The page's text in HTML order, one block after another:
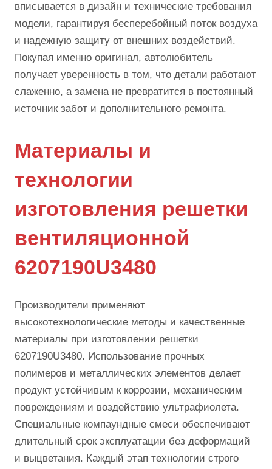
вписывается в дизайн и технические требования
модели, гарантируя бесперебойный поток воздуха
и надежную защиту от внешних воздействий.
Покупая именно оригинал, автолюбитель
получает уверенность в том, что детали работают
слаженно, а замена не превратится в постоянный
источник забот и дополнительного ремонта.
Материалы и
технологии
изготовления решетки
вентиляционной
6207190U3480
Производители применяют
высокотехнологические методы и качественные
материалы при изготовлении решетки
6207190U3480. Использование прочных
полимеров и металлических элементов делает
продукт устойчивым к коррозии, механическим
повреждениям и воздействию ультрафиолета.
Специальные компаундные смеси обеспечивают
длительный срок эксплуатации без деформаций
и выцветания. Каждый этап технологии строго